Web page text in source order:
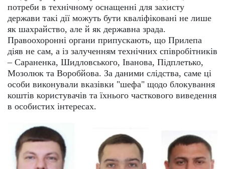
потреби в технічному оснащенні для захисту
держави такі дії можуть бути кваліфіковані не лише
як шахрайство, але й як державна зрада.
Правоохоронні органи припускають, що Прилепа
діяв не сам, а із залученням технічних співробітників
– Сараненка, Шидловського, Іванова, Підплетько,
Мозолюк та Воробйова. За даними слідства, саме ці
особи виконували вказівки "шефа" щодо блокування
коштів користувачів та їхнього часткового виведення
в особистих інтересах.